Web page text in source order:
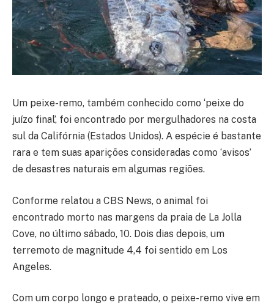
Um peixe-remo, também conhecido como ‘peixe do
juízo final’, foi encontrado por mergulhadores na costa
sul da Califórnia (Estados Unidos). A espécie é bastante
rara e tem suas aparições consideradas como ‘avisos’
de desastres naturais em algumas regiões.
Conforme relatou a CBS News, o animal foi
encontrado morto nas margens da praia de La Jolla
Cove, no último sábado, 10. Dois dias depois, um
terremoto de magnitude 4,4 foi sentido em Los
Angeles.
Com um corpo longo e prateado, o peixe-remo vive em